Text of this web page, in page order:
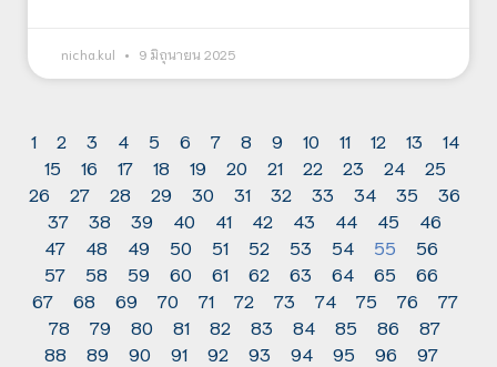
nicha.kul 9 มิถุนายน 2025
1 2 3 4 5 6 7 8 9 10 11 12 13
14
15
16 17 18 19 20 21 22 23 24
25
26
27 28 29 30 31 32 33 34 35
36
37
38 39 40 41 42 43 44 45
46
47
48 49 50 51 52 53 54 55
56
57
58 59 60 61 62 63 64 65
66
67
68 69 70 71 72 73 74 75 76
77
78
79 80 81 82 83 84 85 86
87
88
89 90 91 92 93 94 95 96
97